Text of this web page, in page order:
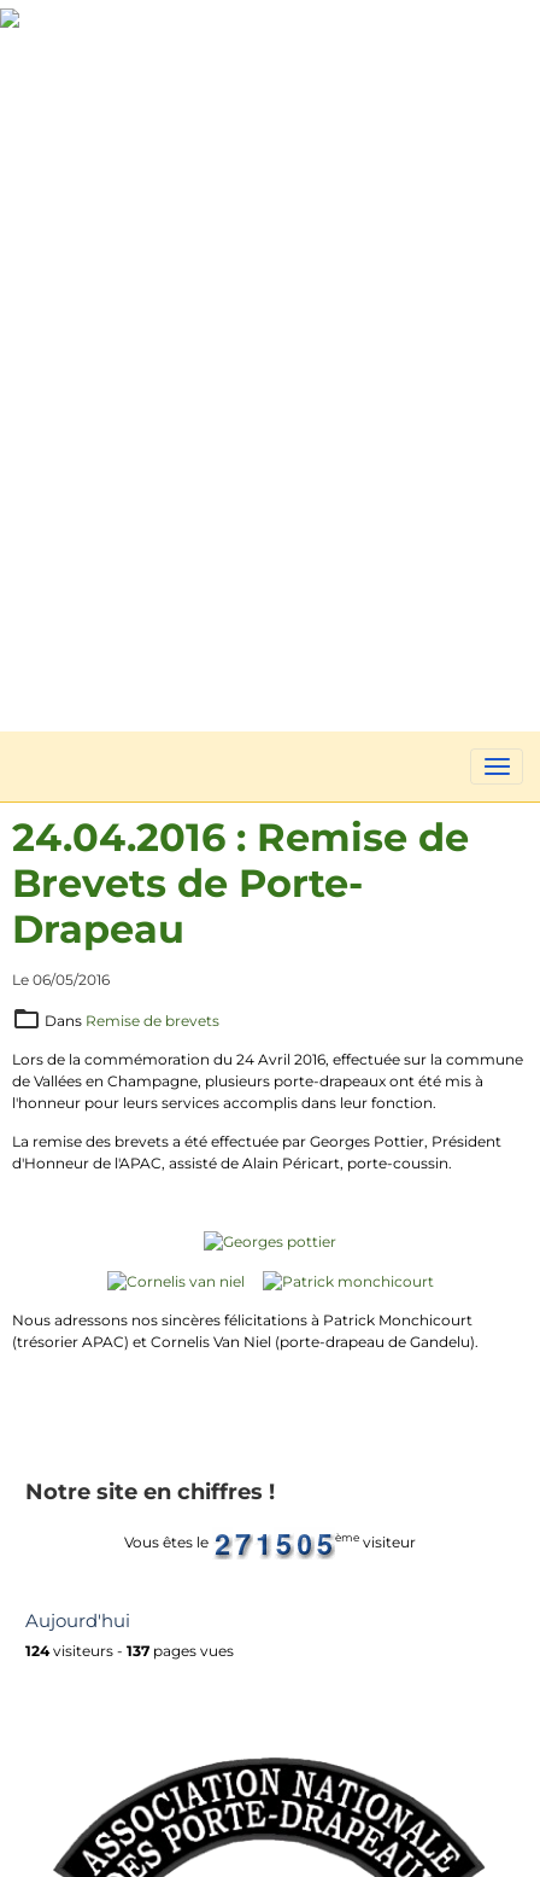
24.04.2016 : Remise de
Brevets de Porte-
Drapeau
Le 06/05/2016
Dans Remise de brevets
Lors de la commémoration du 24 Avril 2016, effectuée sur la commune
de Vallées en Champagne, plusieurs porte-drapeaux ont été mis à
l'honneur pour leurs services accomplis dans leur fonction.
La remise des brevets a été effectuée par Georges Pottier, Président
d'Honneur de l'APAC, assisté de Alain Péricart, porte-coussin.
Nous adressons nos sincères félicitations à Patrick Monchicourt
(trésorier APAC) et Cornelis Van Niel (porte-drapeau de Gandelu).
Notre site en chiffres !
Vous êtes le ème visiteur
Aujourd'hui
124visiteurs - 137 pages vues